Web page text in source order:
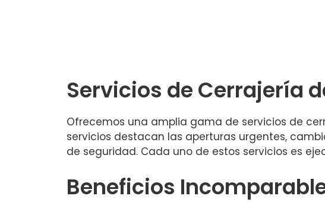
Servicios de Cerrajería
Ofrecemos una amplia gama de servicios de
servicios destacan las aperturas urgentes,
de seguridad. Cada uno de estos servicios es
Beneficios